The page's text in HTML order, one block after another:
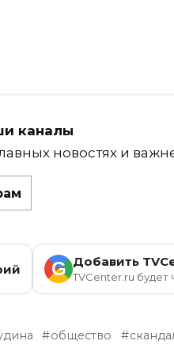
каналы
новостях и
G Добавить
TVCenter.ru будет
общество